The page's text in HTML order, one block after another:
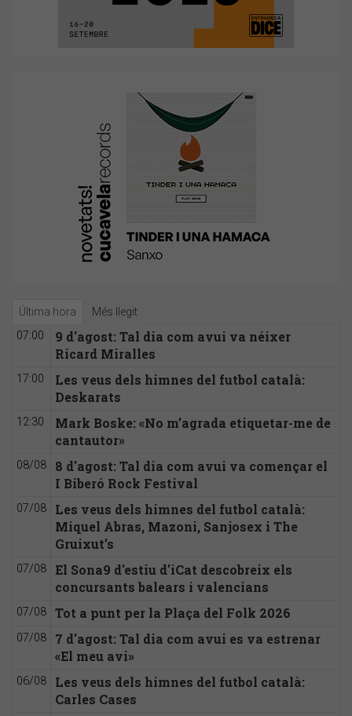
Última hora Més llegit
07:00
9 d'agost: Tal dia com avui va néixer
Ricard Miralles
17:00
Les veus dels himnes del futbol català:
Deskarats
12:30
Mark Boske: «No m’agrada etiquetar-me de
cantautor»
08/08
8 d'agost: Tal dia com avui va començar el
I Biberó Rock Festival
07/08
Les veus dels himnes del futbol català:
Miquel Abras, Mazoni, Sanjosex i The
Gruixut’s
07/08
El Sona9 d'estiu d'iCat descobreix els
concursants balears i valencians
07/08 Tot a punt per la Plaça del Folk 2026
07/08
7 d'agost: Tal dia com avui es va estrenar
«El meu avi»
06/08
Les veus dels himnes del futbol català:
Carles Cases